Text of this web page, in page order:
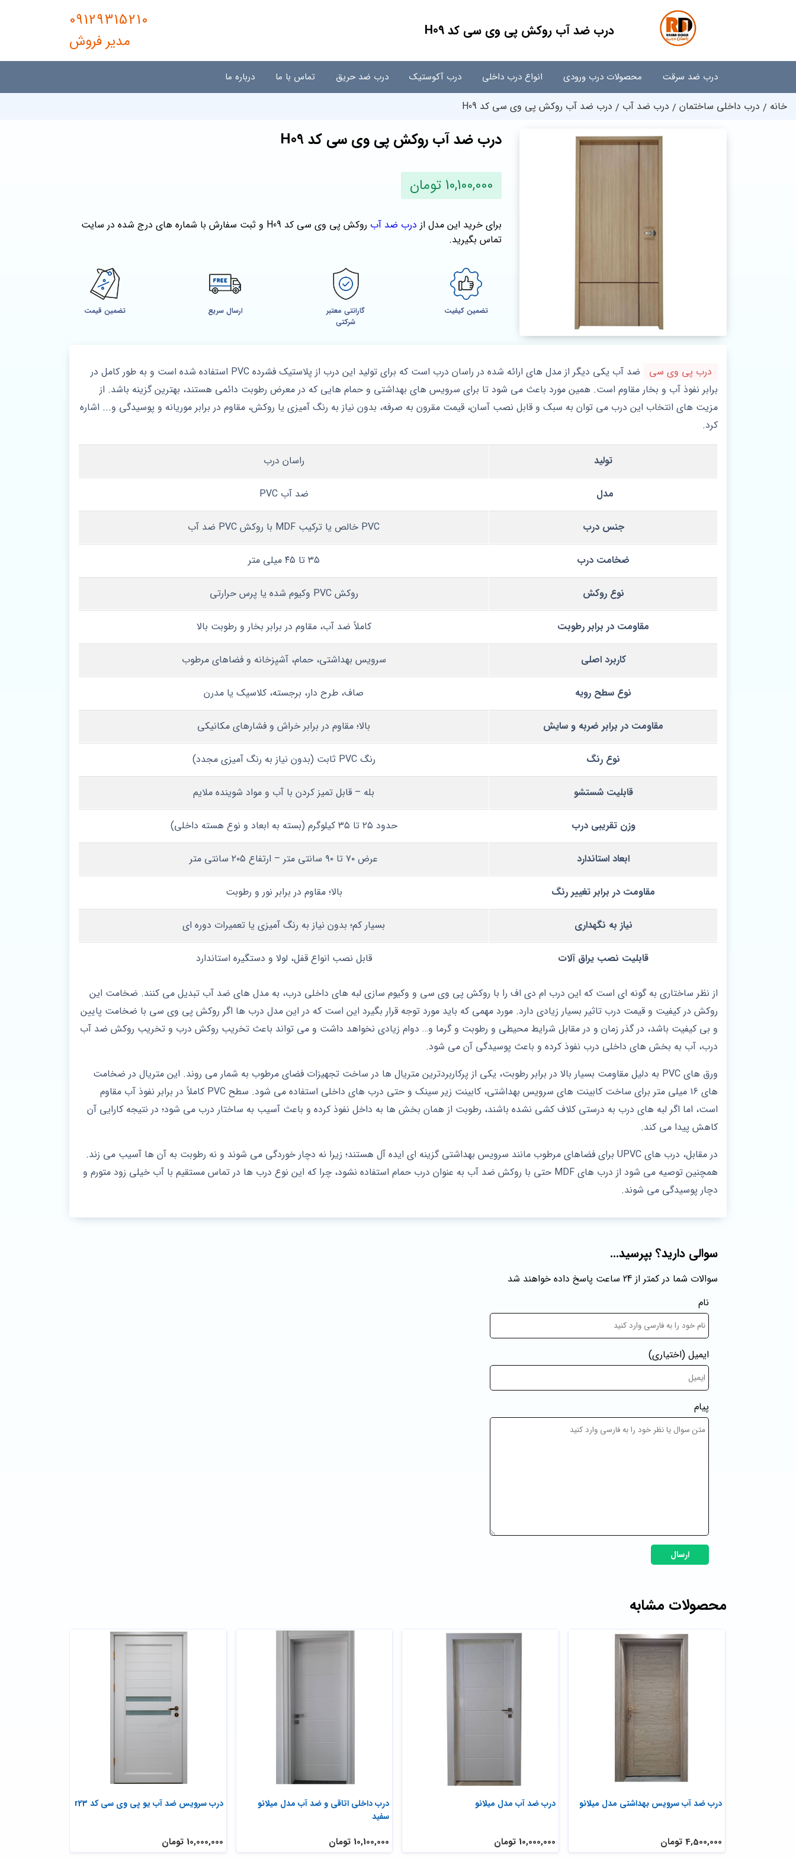
درب ضد آب روکش پی وی سی کد H09
09129315210
مدیر فروش
درب ضد سرقت محصولات درب ورودی انواع درب داخلی درب آکوستیک درب ضد حریق تماس با ما درباره ما
خانه درب داخلی ساختمان درب ضد آب درب ضد آب روکش پی وی سی کد H09
درب ضد آب روکش پی وی سی کد H09
10,100,000 تومان
برای خرید این مدل از درب ضد آب
روکش پی وی سی کد H09 و ثبت سفارش با شماره‌ های درج شده در سایت
تماس بگیرید.
تضمین کیفیت
گارانتی معتبر
شرکتی
ارسال سریع تضمین قیمت
درب پی وی سی
ضد آب یکی دیگر از مدل های ارائه شده در راسان درب است که برای تولید این درب از پلاستیک فشرده PVC استفاده شده است و به طور کامل در
برابر نفوذ آب و بخار مقاوم است. همین مورد باعث می شود تا برای سرویس‌ های بهداشتی و حمام‌ هایی که در معرض رطوبت دائمی هستند، بهترین گزینه باشد. از
مزیت های انتخاب این درب می توان به سبک و قابل نصب آسان، قیمت مقرون‌ به‌ صرفه، بدون نیاز به رنگ‌ آمیزی یا روکش، مقاوم در برابر موریانه و پوسیدگی و... اشاره
کرد.
تولید راسان درب
مدل ضد آب PVC
جنس درب PVC خالص یا ترکیب MDF با روکش PVC ضد آب
ضخامت درب ۳۵ تا ۴۵ میلی‌ متر
نوع روکش روکش PVC وکیوم شده یا پرس حرارتی
مقاومت در برابر رطوبت کاملاً ضد آب، مقاوم در برابر بخار و رطوبت بالا
کاربرد اصلی سرویس بهداشتی، حمام، آشپزخانه و فضاهای مرطوب
نوع سطح رویه صاف، طرح‌ دار، برجسته، کلاسیک یا مدرن
مقاومت در برابر ضربه و سایش بالا؛ مقاوم در برابر خراش و فشارهای مکانیکی
نوع رنگ رنگ PVC ثابت (بدون نیاز به رنگ‌ آمیزی مجدد)
قابلیت شستشو بله – قابل تمیز کردن با آب و مواد شوینده ملایم
وزن تقریبی درب حدود ۲۵ تا ۳۵ کیلوگرم (بسته به ابعاد و نوع هسته داخلی)
ابعاد استاندارد عرض ۷۰ تا ۹۰ سانتی‌ متر – ارتفاع ۲۰۵ سانتی‌ متر
مقاومت در برابر تغییر رنگ بالا؛ مقاوم در برابر نور و رطوبت
نیاز به نگهداری بسیار کم؛ بدون نیاز به رنگ‌ آمیزی یا تعمیرات دوره‌ ای
قابلیت نصب یراق‌ آلات قابل نصب انواع قفل، لولا و دستگیره استاندارد
از نظر ساختاری به گونه ای است که این درب ام دی اف را با روکش پی وی سی و وکیوم سازی لبه های داخلی درب، به مدل های ضد آب تبدیل می کنند. ضخامت این
روکش در کیفیت و قیمت درب تاثیر بسیار زیادی دارد. مورد مهمی که باید مورد توجه قرار بگیرد این است که در این مدل درب ها اگر روکش پی وی سی با ضخامت پایین
و بی کیفیت باشد، در گذر زمان و در مقابل شرایط محیطی و رطوبت و گرما و… دوام زیادی نخواهد داشت و می تواند باعث تخریب روکش درب و تخریب روکش ضد آب
درب، آب به بخش های داخلی درب نفوذ کرده و باعث پوسیدگی آن می شود.
ورق‌ های PVC به دلیل مقاومت بسیار بالا در برابر رطوبت، یکی از پرکاربردترین متریال‌ ها در ساخت تجهیزات فضای مرطوب به شمار می‌ روند. این متریال در ضخامت‌
های ۱۶ میلی‌ متر برای ساخت کابینت‌ های سرویس بهداشتی، کابینت زیر سینک و حتی درب‌ های داخلی استفاده می‌ شود. سطح PVC کاملاً در برابر نفوذ آب مقاوم
است، اما اگر لبه‌ های درب به درستی کلاف‌ کشی نشده باشند، رطوبت از همان بخش‌ ها به داخل نفوذ کرده و باعث آسیب به ساختار درب می‌ شود؛ در نتیجه کارایی آن
کاهش پیدا می کند.
در مقابل، درب‌ های UPVC برای فضاهای مرطوب مانند سرویس بهداشتی گزینه‌ ای ایده‌ آل هستند؛ زیرا نه دچار خوردگی می‌ شوند و نه رطوبت به آن‌ ها آسیب می‌ زند.
همچنین توصیه می‌ شود از درب‌ های MDF حتی با روکش ضد آب به عنوان درب حمام استفاده نشود، چرا که این نوع درب‌ ها در تماس مستقیم با آب خیلی زود متورم و
دچار پوسیدگی می‌ شوند.
سوالی دارید؟ بپرسید...
سوالات شما در کمتر از 24 ساعت پاسخ داده خواهند شد
نام
ایمیل (اختیاری)
پیام
ارسال
محصولات مشابه
درب سرویس ضد آب یو پی وی سی کد r23
10,000,000 تومان
درب داخلی اتاقی و ضد آب مدل میلانو
سفید
10,100,000 تومان
درب ضد آب مدل میلانو
10,000,000 تومان
درب ضد آب سرویس بهداشتی مدل میلانو
4,500,000 تومان